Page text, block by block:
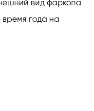
вид фаркопа
время года на